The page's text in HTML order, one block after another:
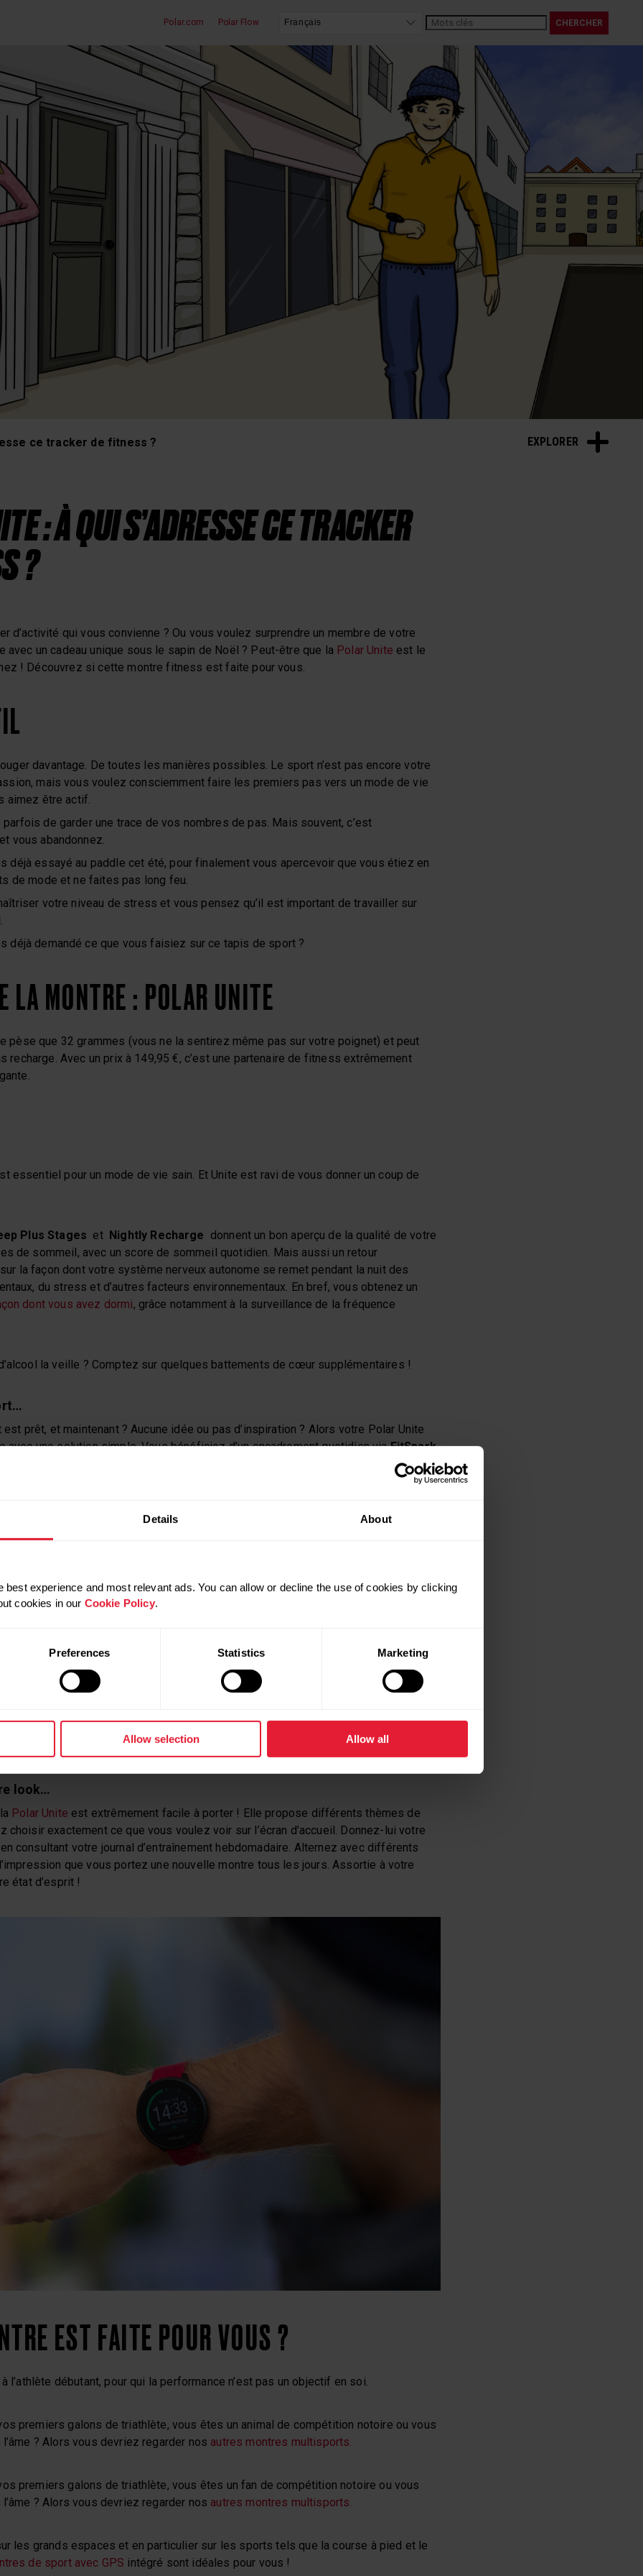
Details About
best experience and most relevant ads. You can allow or decline the use of cookies by clicking
cookies in our Cookie Policy.
Preferences Statistics Marketing
Allow selection Allow all
Polar.com Polar Flow
EXPLORER
ce tracker de fitness ?
: À QUI S’ADRESSE CE TRACKER
?
d’activité qui vous convienne ? Ou vous voulez surprendre un membre de votre
avec un cadeau unique sous le sapin de Noël ? Peut-être que la Polar Unite est le
! Découvrez si cette montre fitness est faite pour vous.
davantage. De toutes les manières possibles. Le sport n’est pas encore votre
mais vous voulez consciemment faire les premiers pas vers un mode de vie
aimez être actif.
de garder une trace de vos nombres de pas. Mais souvent, c’est
vous abandonnez.
déjà essayé au paddle cet été, pour finalement vous apercevoir que vous étiez en
de mode et ne faites pas long feu.
votre niveau de stress et vous pensez qu’il est important de travailler sur
déjà demandé ce que vous faisiez sur ce tapis de sport ?
LA MONTRE : POLAR UNITE
pèse que 32 grammes (vous ne la sentirez même pas sur votre poignet) et peut
recharge. Avec un prix à 149,95 €, c’est une partenaire de fitness extrêmement
essentiel pour un mode de vie sain. Et Unite est ravi de vous donner un coup de
Plus Stages et Nightly Recharge donnent un bon aperçu de la qualité de votre
de sommeil, avec un score de sommeil quotidien. Mais aussi un retour
la façon dont votre système nerveux autonome se remet pendant la nuit des
du stress et d’autres facteurs environnementaux. En bref, vous obtenez un
dont vous avez dormi, grâce notamment à la surveillance de la fréquence
la veille ? Comptez sur quelques battements de cœur supplémentaires !
prêt, et maintenant ? Aucune idée ou pas d’inspiration ? Alors votre Polar Unite
avec une solution simple. Vous bénéficiez d’un encadrement quotidien viaFitSpark.
toute prête que vous pourrez simplement regarder sur écran, avec des
minuteurs et des vibrations. De plus, les exercices sont personnalisés et basés
détendre après une longue journée bien remplie et de souffler un peu ? La
corps et votre esprit à se détendre grâce à des exercices de respiration
avez consommé…
vous pouvez immédiatement vérifier quelles sources d’énergie vous avez
entraîné dans une zone de fréquence cardiaque basse, vous avez probablement
pratique d’avoir un aperçu de tout cela, n’est-ce pas ? Brûler des calories est une
look…
Polar Unite est extrêmement facile à porter ! Elle propose différents thèmes de
choisir exactement ce que vous voulez voir sur l’écran d’accueil. Donnez-lui votre
consultant votre journal d’entraînement hebdomadaire. Alternez avec différents
que vous portez une nouvelle montre tous les jours. Assortie à votre
état d’esprit !
EST FAITE POUR VOUS ?
l’athlète débutant, pour qui la performance n’est pas un objectif en soi.
premiers galons de triathlète, vous êtes un animal de compétition notoire ou vous
? Alors vous devriez regarder nos autres montres multisports.
premiers galons de triathlète, vous êtes un fan de compétition notoire ou vous
? Alors vous devriez regarder nos autres montres multisports.
les grands espaces et en particulier sur les sports tels que la course à pied et le
de sport avec GPS intégré sont idéales pour vous !